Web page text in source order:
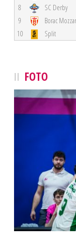
8
SC Derby
9
Borac
10
Split
FOTO